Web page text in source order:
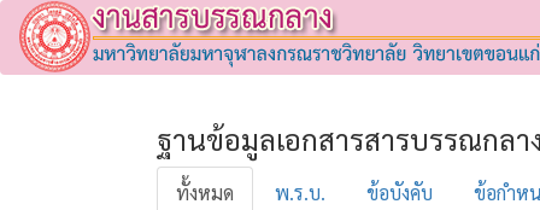
ฐานข้อมูลเอกสารสารบรรณกลา
ทั้งหมด พ.ร.บ. ข้อบังคับ ข้อกำห